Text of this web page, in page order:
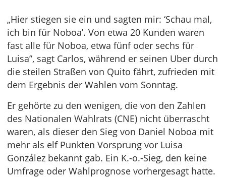
„Hier stiegen sie ein und sagten mir: ‘Schau mal,
ich bin für Noboa’. Von etwa 20 Kunden waren
fast alle für Noboa, etwa fünf oder sechs für
Luisa”, sagt Carlos, während er seinen Uber durch
die steilen Straßen von Quito fährt, zufrieden mit
dem Ergebnis der Wahlen vom Sonntag.
Er gehörte zu den wenigen, die von den Zahlen
des Nationalen Wahlrats (CNE) nicht überrascht
waren, als dieser den Sieg von Daniel Noboa mit
mehr als elf Punkten Vorsprung vor Luisa
González bekannt gab. Ein K.-o.-Sieg, den keine
Umfrage oder Wahlprognose vorhergesagt hatte.